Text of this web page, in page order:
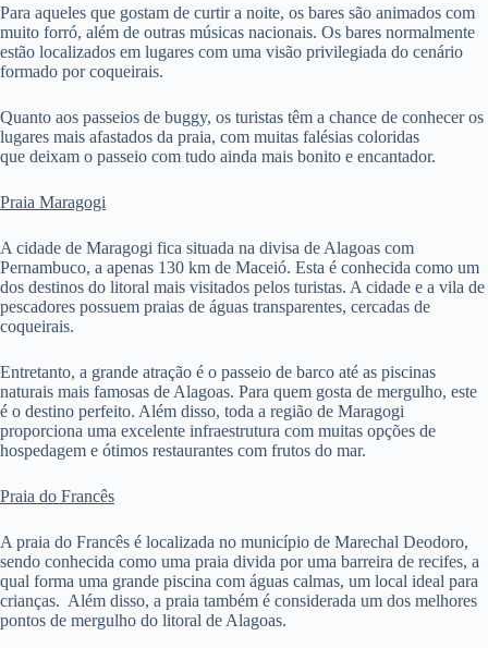
Para aqueles que gostam de curtir a noite, os bares são animados com
muito forró, além de outras músicas nacionais. Os bares normalmente
estão localizados em lugares com uma visão privilegiada do cenário
formado por coqueirais.
Quanto aos passeios de buggy, os turistas têm a chance de conhecer os
lugares mais afastados da praia, com muitas falésias coloridas
que deixam o passeio com tudo ainda mais bonito e encantador.
Praia Maragogi
A cidade de Maragogi fica situada na divisa de Alagoas com
Pernambuco, a apenas 130 km de Maceió. Esta é conhecida como um
dos destinos do litoral mais visitados pelos turistas. A cidade e a vila de
pescadores possuem praias de águas transparentes, cercadas de
coqueirais.
Entretanto, a grande atração é o passeio de barco até as piscinas
naturais mais famosas de Alagoas. Para quem gosta de mergulho, este
é o destino perfeito. Além disso, toda a região de Maragogi
proporciona uma excelente infraestrutura com muitas opções de
hospedagem e ótimos restaurantes com frutos do mar.
Praia do Francês
A praia do Francês é localizada no município de Marechal Deodoro,
sendo conhecida como uma praia divida por uma barreira de recifes, a
qual forma uma grande piscina com águas calmas, um local ideal para
crianças. Além disso, a praia também é considerada um dos melhores
pontos de mergulho do litoral de Alagoas.